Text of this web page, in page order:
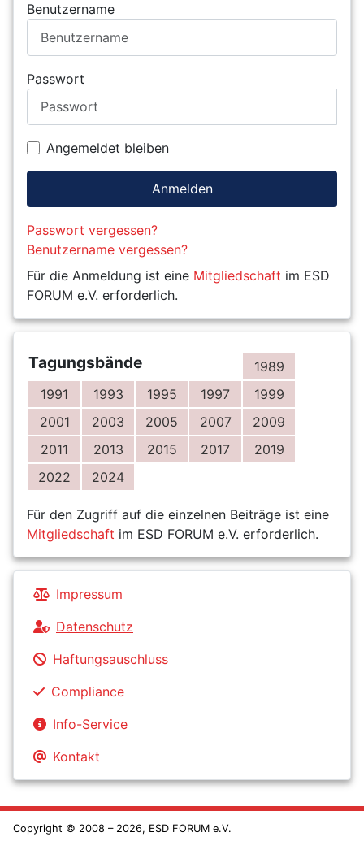
Benutzername
Passwort
Angemeldet bleiben
Anmelden
Passwort vergessen?
Benutzername vergessen?
Für die Anmeldung ist eine Mitgliedschaft im ESD
FORUM e.V. erforderlich.
Tagungsbände
1989
1991
1993 1995 1997
1999
2001
2003 2005 2007
2009
2011
2013 2015 2017
2019
2022
2024
Für den Zugriff auf die einzelnen Beiträge ist eine
Mitgliedschaft im ESD FORUM e.V. erforderlich.
Impressum
Datenschutz
Haftungsauschluss
Compliance
Info-Service
Kontakt
Copyright © 2008 – 2026, ESD FORUM e.V.